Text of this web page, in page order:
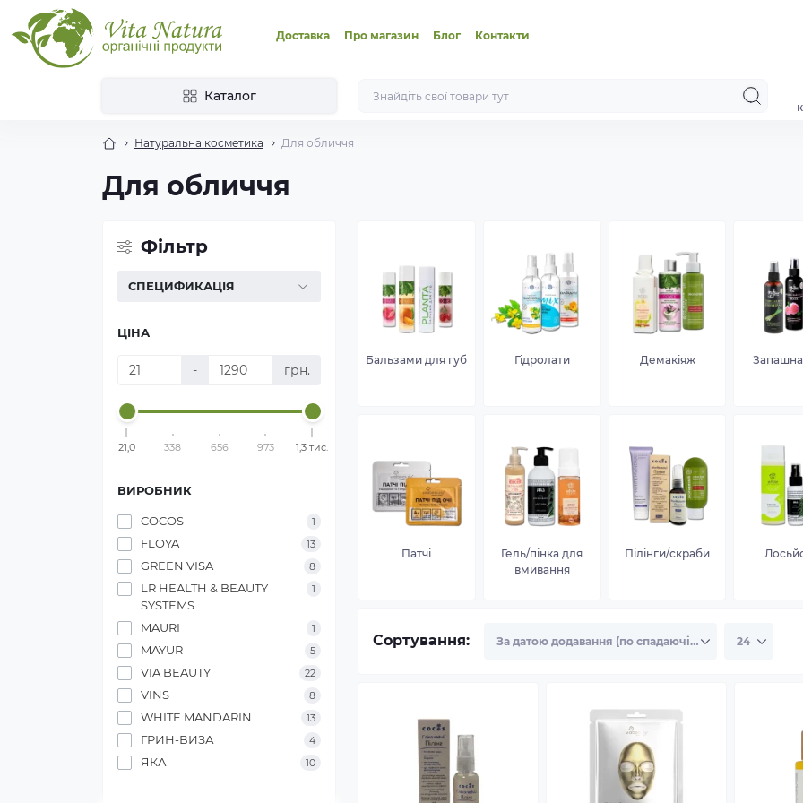
Доставка Про магазин Блог Контакти
Каталог
Натуральна косметика Для обличчя
Для обличчя
Фільтр
СПЕЦИФИКАЦІЯ
ЦІНА
- грн.
21,0 338 656 973 1,3 тис.
ВИРОБНИК
COCOS 1
FLOYA 13
GREEN VISA 8
LR HEALTH & BEAUTY
SYSTEMS
1
MAURI 1
MAYUR 5
VIA BEAUTY 22
VINS 8
WHITE MANDARIN 13
ГРИН-ВИЗА 4
ЯКА 10
Бальзами для губ Гідролати Демакіяж
Патчі
Гель/пінка для
вмивання
Пілінги/скраби
Сортування: